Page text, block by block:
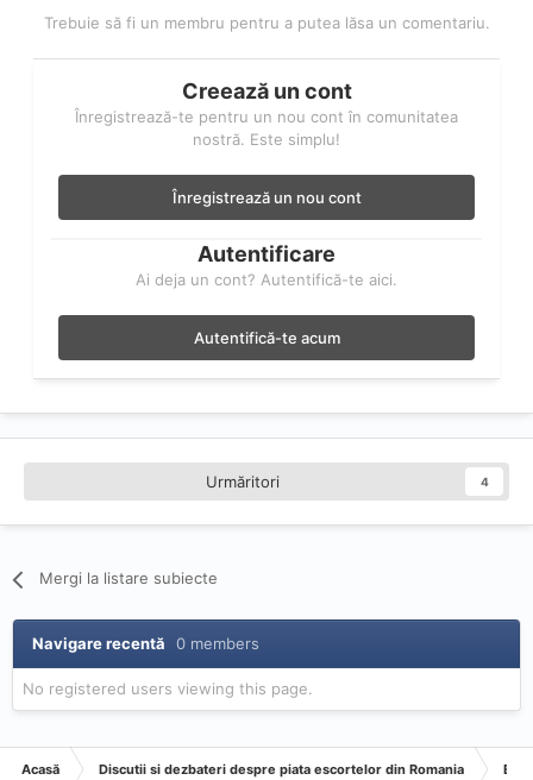
Trebuie să fi un membru pentru a putea lăsa un comentariu.
Creează un cont
Înregistrează-te pentru un nou cont în comunitatea
nostră. Este simplu!
Înregistrează un nou cont
Autentificare
Ai deja un cont? Autentifică-te aici.
Autentifică-te acum
Urmăritori 4
Mergi la listare subiecte
Navigare recentă 0 members
No registered users viewing this page.
Acasă Discutii si dezbateri despre piata escortelor din Romania